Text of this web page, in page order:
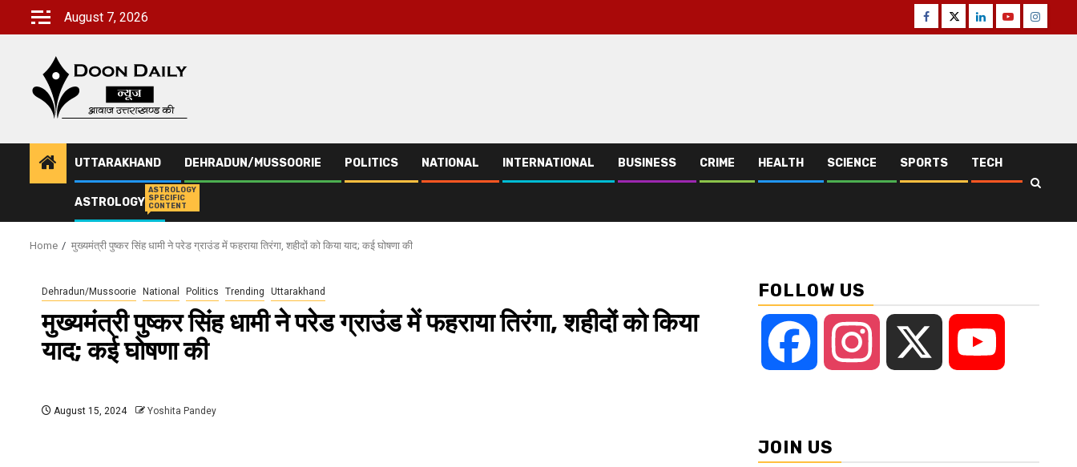
August 7, 2026 Facebook
TwitterLinkedinYoutube
UTTARAKHAND DEHRADUN/MUSSOORIE POLITICS NATIONAL INTERNATIONAL BUSINESS CRIME HEALTH SCIENCE SPORTS TECH
ASTROLOGY
ASTROLOGY
SPECIFIC
CONTENT
Home मुख्‍यमंत्री पुष्‍कर सिंह धामी ने परेड ग्राउंड में फहराया तिरंगा, शहीदों को किया याद; कई घोषणा की
Dehradun/Mussoorie National Politics Trending Uttarakhand
मुख्‍यमंत्री पुष्‍कर सिंह धामी ने परेड ग्राउंड में फहराया तिरंगा, शहीदों को किया
याद; कई घोषणा की
August 15, 2024 Yoshita Pandey
FOLLOW US
Facebook Instagram
JOIN US